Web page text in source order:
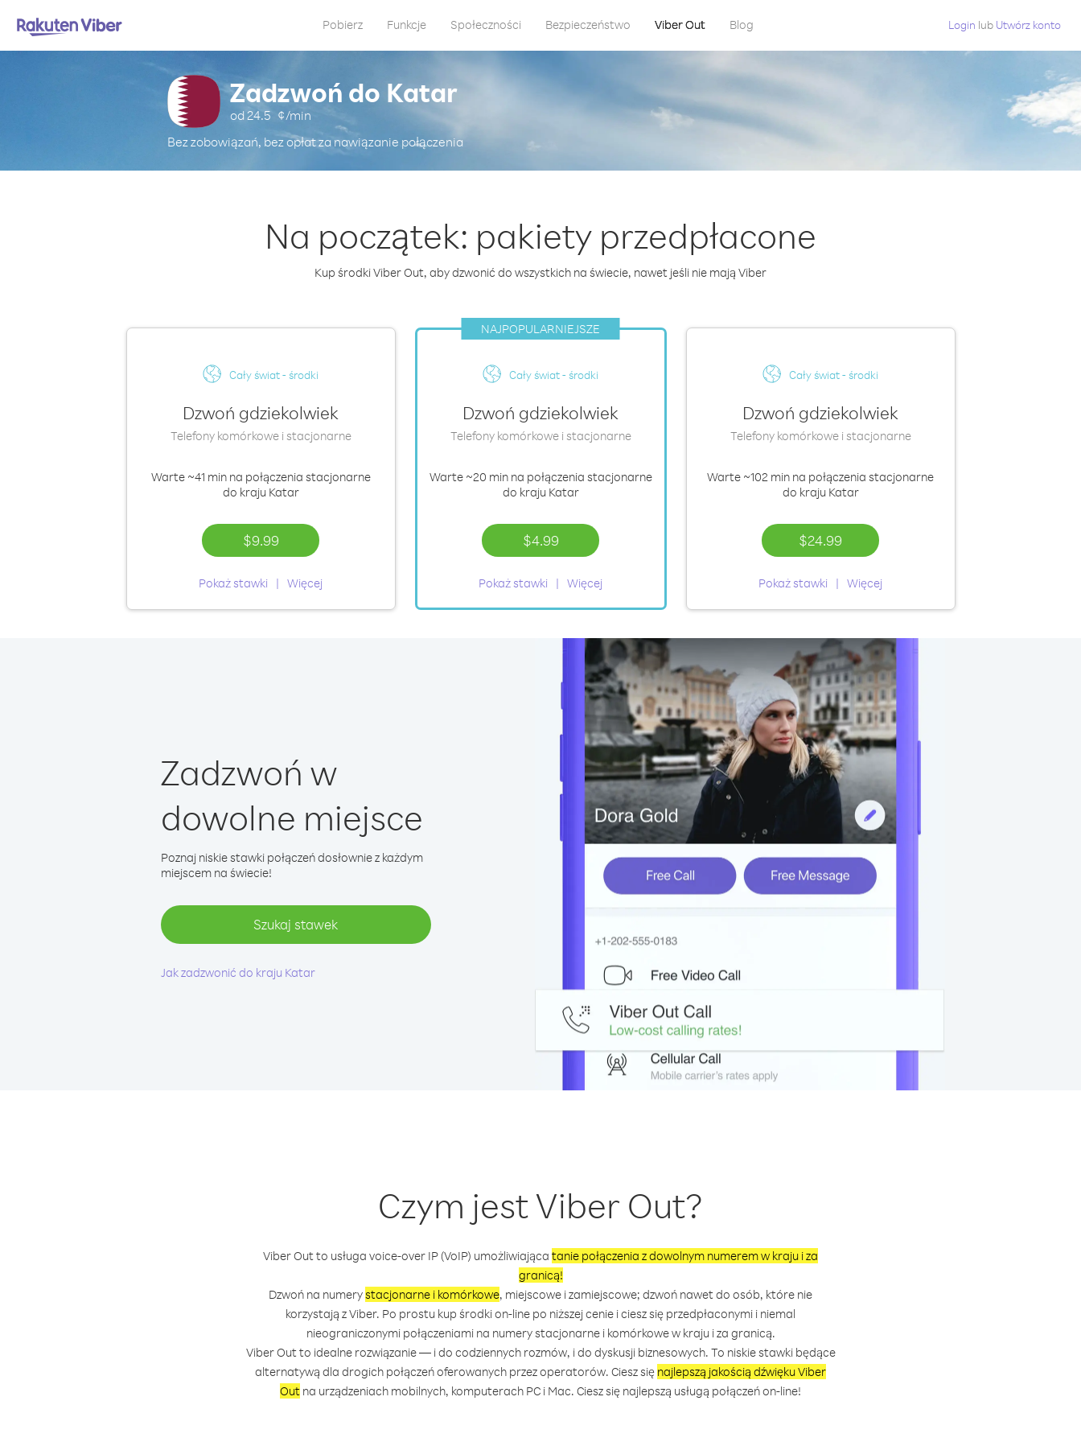
Pobierz Funkcje Społeczności Bezpieczeństwo Viber Out Blog Login lub Utwórz konto
Zadzwoń do Katar
od 24.5 ¢/min
Bez zobowiązań, bez opłat za nawiązanie połączenia
Na początek: pakiety przedpłacone
Kup środki Viber Out, aby dzwonić do wszystkich na świecie, nawet jeśli nie mają Viber
Cały świat - środki
Dzwoń gdziekolwiek
Telefony komórkowe i stacjonarne
Warte ~41 minna połączenia stacjonarne
do kraju Katar
$9.99
Pokaż stawki Więcej
NAJPOPULARNIEJSZE
Cały świat - środki
Dzwoń gdziekolwiek
Telefony komórkowe i stacjonarne
Warte ~20 minna połączenia stacjonarne
do kraju Katar
$4.99
Pokaż stawki Więcej
Cały świat - środki
Dzwoń gdziekolwiek
Telefony komórkowe i stacjonarne
Warte ~102 min na połączenia stacjonarne
do kraju Katar
$24.99
Pokaż stawki Więcej
Zadzwoń w
dowolne miejsce
Poznaj niskie stawki połączeń dosłownie z każdym
miejscem na świecie!
Szukaj stawek
Jak zadzwonić do kraju Katar
Czym jest Viber Out?
Viber Out to usługa voice-over IP (VoIP) umożliwiająca tanie połączenia z dowolnym numerem w kraju i za
granicą!
Dzwoń na numerystacjonarne i komórkowe, miejscowe i zamiejscowe; dzwoń nawet do osób, które nie
korzystają z Viber. Po prostu kup środki on-line po niższej cenie i ciesz się przedpłaconymi i niemal
nieograniczonymi połączeniami na numery stacjonarne i komórkowe w kraju i za granicą.
Viber Out to idealne rozwiązanie — i do codziennych rozmów, i do dyskusji biznesowych. To niskie stawki będące
alternatywą dla drogich połączeń oferowanych przez operatorów. Ciesz się najlepszą jakością dźwięku Viber
Out na urządzeniach mobilnych, komputerach PC i Mac. Ciesz się najlepszą usługą połączeń on-line!